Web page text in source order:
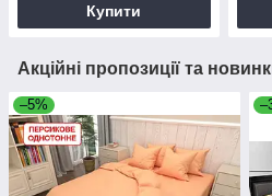
Купити
Акційні пропозиції та
–5%